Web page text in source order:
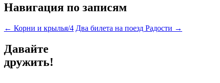
Навигация по записям
← Корни и крылья/4 Два билета на поезд Радости →
Давайте
дружить!